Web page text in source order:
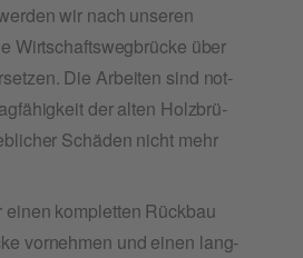
wir nach unse­ren
Wirt­schafts­weg­brü­cke über
Die Arbei­ten sind not­
der alten Holz­brü­
Schä­den nicht mehr
kom­plet­ten Rück­bau
vor­neh­men und einen lang­